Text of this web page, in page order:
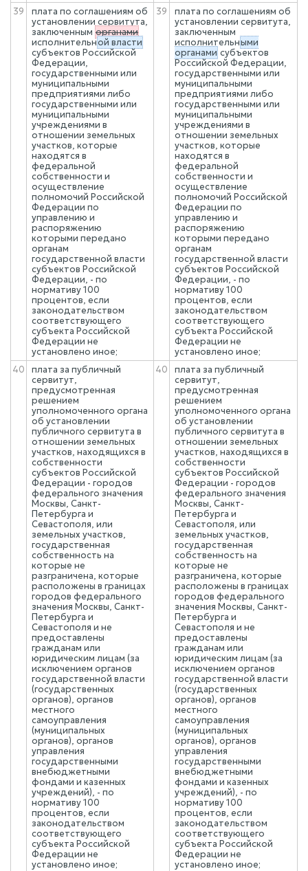
39
плата по соглашениям об
установлении сервитута,
заключенным органами
исполнительной власти
субъектов Российской
Федерации,
государственными или
муниципальными
предприятиями либо
государственными или
муниципальными
учреждениями в
отношении земельных
участков, которые
находятся в
федеральной
собственности и
осуществление
полномочий Российской
Федерации по
управлению и
распоряжению
которыми передано
органам
государственной власти
субъектов Российской
Федерации, - по
нормативу 100
процентов, если
законодательством
соответствующего
субъекта Российской
Федерации не
установлено иное;
39
плата по соглашениям об
установлении сервитута,
заключенным
исполнительными
органами субъектов
Российской Федерации,
государственными или
муниципальными
предприятиями либо
государственными или
муниципальными
учреждениями в
отношении земельных
участков, которые
находятся в
федеральной
собственности и
осуществление
полномочий Российской
Федерации по
управлению и
распоряжению
которыми передано
органам
государственной власти
субъектов Российской
Федерации, - по
нормативу 100
процентов, если
законодательством
соответствующего
субъекта Российской
Федерации не
установлено иное;
40
плата за публичный
сервитут,
предусмотренная
решением
уполномоченного органа
об установлении
публичного сервитута в
отношении земельных
участков, находящихся в
собственности
субъектов Российской
Федерации - городов
федерального значения
Москвы, Санкт-
Петербурга и
Севастополя, или
земельных участков,
государственная
собственность на
которые не
разграничена, которые
расположены в границах
городов федерального
значения Москвы, Санкт-
Петербурга и
Севастополя и не
предоставлены
гражданам или
юридическим лицам (за
исключением органов
государственной власти
(государственных
органов), органов
местного
самоуправления
(муниципальных
органов), органов
управления
государственными
внебюджетными
фондами и казенных
учреждений), - по
нормативу 100
процентов, если
законодательством
соответствующего
субъекта Российской
Федерации не
установлено иное;
40
плата за публичный
сервитут,
предусмотренная
решением
уполномоченного органа
об установлении
публичного сервитута в
отношении земельных
участков, находящихся в
собственности
субъектов Российской
Федерации - городов
федерального значения
Москвы, Санкт-
Петербурга и
Севастополя, или
земельных участков,
государственная
собственность на
которые не
разграничена, которые
расположены в границах
городов федерального
значения Москвы, Санкт-
Петербурга и
Севастополя и не
предоставлены
гражданам или
юридическим лицам (за
исключением органов
государственной власти
(государственных
органов), органов
местного
самоуправления
(муниципальных
органов), органов
управления
государственными
внебюджетными
фондами и казенных
учреждений), - по
нормативу 100
процентов, если
законодательством
соответствующего
субъекта Российской
Федерации не
установлено иное;